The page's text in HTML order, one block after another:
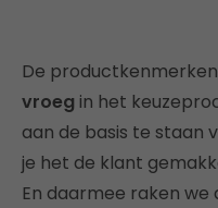
De
vroeg in het
aan de basis te staan
je het de klant
En daarmee raken we